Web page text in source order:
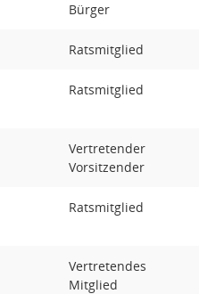
Bürger
Ratsmitglied
Ratsmitglied
Vertretender
Vorsitzender
Ratsmitglied
Vertretendes
Mitglied